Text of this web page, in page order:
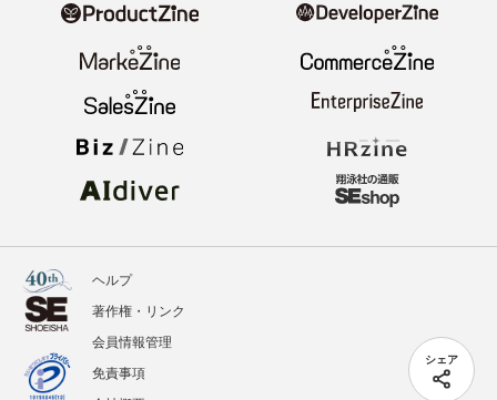
シェア
ヘルプ
著作権・リンク
会員情報管理
免責事項